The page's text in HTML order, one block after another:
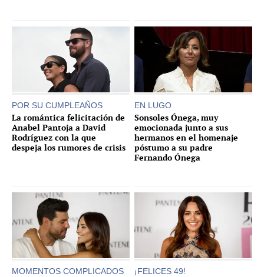
POR SU CUMPLEAÑOS
La romántica felicitación de
Anabel Pantoja a David
Rodríguez con la que
despeja los rumores de crisis
EN LUGO
Sonsoles Ónega, muy
emocionada junto a sus
hermanos en el homenaje
póstumo a su padre
Fernando Ónega
MOMENTOS COMPLICADOS ¡FELICES 49!